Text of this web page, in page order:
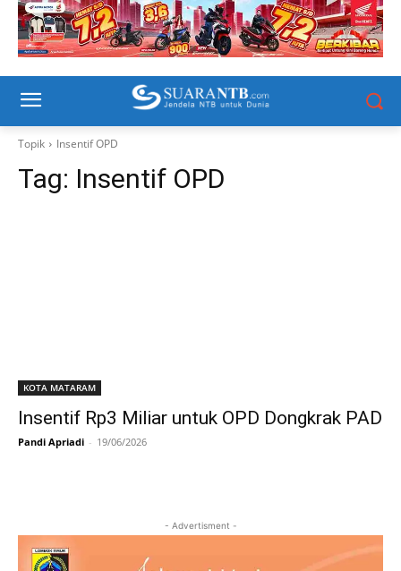
Topik Insentif OPD
Tag: Insentif OPD
KOTA MATARAM
Insentif Rp3 Miliar untuk OPD Dongkrak PAD
Pandi Apriadi - 19/06/2026
- Advertisment -